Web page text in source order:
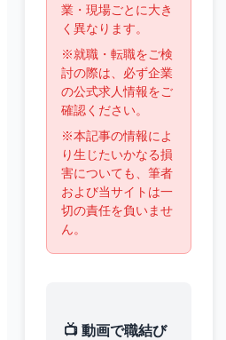
業・現場ごとに大き
く異なります。
※就職・転職をご検
討の際は、必ず企業
の公式求人情報をご
確認ください。
※本記事の情報によ
り生じたいかなる損
害についても、筆者
および当サイトは一
切の責任を負いませ
ん。
📺 動画で職結び